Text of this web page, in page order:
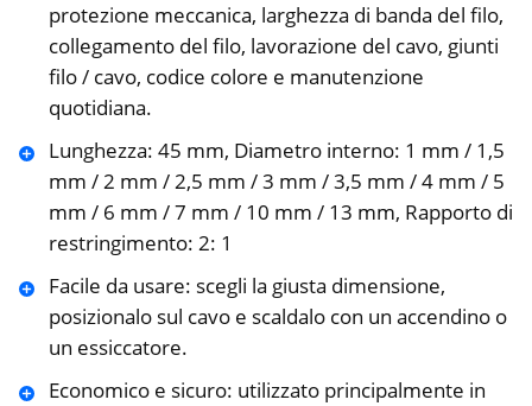
protezione meccanica, larghezza di banda del filo,
collegamento del filo, lavorazione del cavo, giunti
filo / cavo, codice colore e manutenzione
quotidiana.
Lunghezza: 45 mm, Diametro interno: 1 mm / 1,5
mm / 2 mm / 2,5 mm / 3 mm / 3,5 mm / 4 mm / 5
mm / 6 mm / 7 mm / 10 mm / 13 mm, Rapporto di
restringimento: 2: 1
Facile da usare: scegli la giusta dimensione,
posizionalo sul cavo e scaldalo con un accendino o
un essiccatore.
Economico e sicuro: utilizzato principalmente in